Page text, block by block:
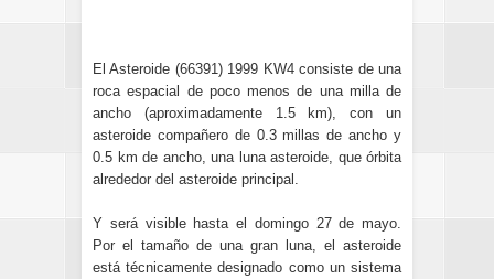
El Asteroide (66391) 1999 KW4 consiste de una
roca espacial de poco menos de una milla de
ancho (aproximadamente 1.5 km), con un
asteroide compañero de 0.3 millas de ancho y
0.5 km de ancho, una luna asteroide, que órbita
alrededor del asteroide principal.
Y será visible hasta el domingo 27 de mayo.
Por el tamaño de una gran luna, el asteroide
está técnicamente designado como un sistema